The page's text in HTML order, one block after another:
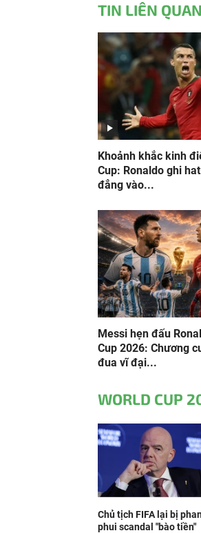
TIN LIÊN QUAN
Khoảnh khắc kinh
Cup: Ronaldo ghi
đẳng vào...
Messi hẹn đấu
Cup 2026: Chương
đua vĩ đại...
WORLD CUP
Chủ tịch FIFA lại bị
phui scandal "bào tiền"